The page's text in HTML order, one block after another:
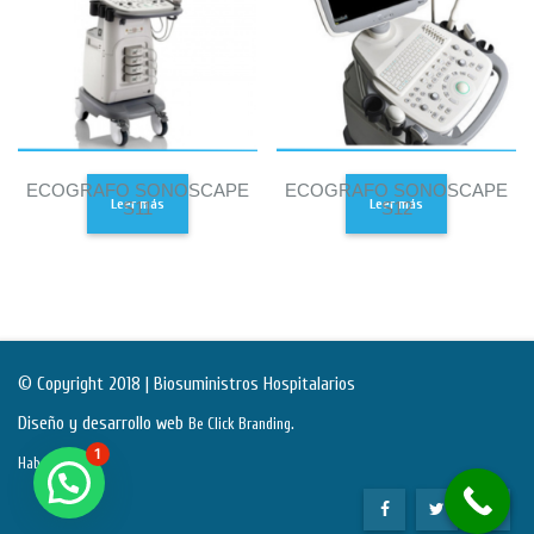
ECOGRAFO SONOSCAPE
S11
Leer más
ECOGRAFO SONOSCAPE
S12
Leer más
© Copyright 2018 | Biosuministros Hospitalarios
Diseño y desarrollo web Be Click Branding.
Habeas Data
1